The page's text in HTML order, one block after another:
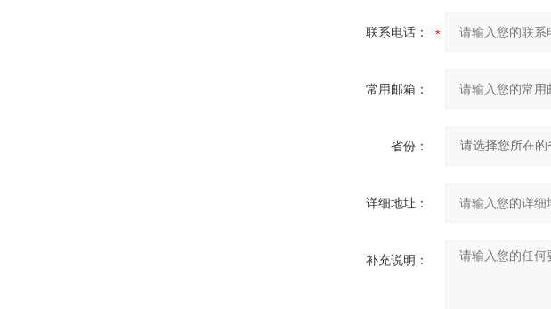
联系电话：
常用邮箱：
省份：
详细地址：
补充说明：